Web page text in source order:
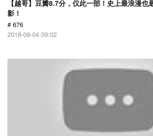
【越哥】豆瓣8.7分，仅此一部！史上最浪漫也
影！
# 676
2018-09-04 09:02